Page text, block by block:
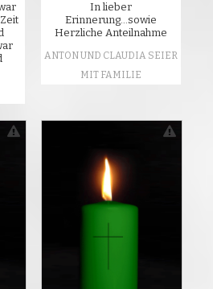
In lieber
Erinnerung...sowie
Herzliche Anteilnahme
ANTON UND CLAUDIA SEIER
MIT FAMILIE